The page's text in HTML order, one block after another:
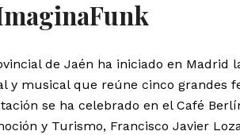
de Jaén ha iniciado en Madrid
y musical que reúne cinco grandes
se ha celebrado en el Café
y Turismo, Francisco Javier